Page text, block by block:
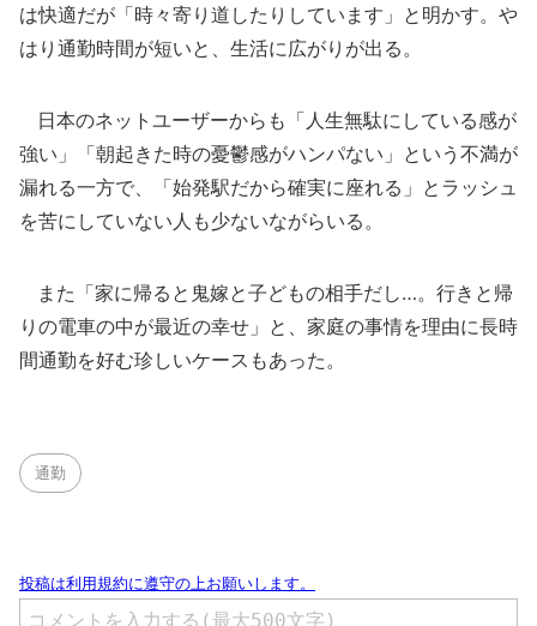
は快適だが「時々寄り道したりしています」と明かす。や
はり通勤時間が短いと、生活に広がりが出る。
日本のネットユーザーからも「人生無駄にしている感が
強い」「朝起きた時の憂鬱感がハンパない」という不満が
漏れる一方で、「始発駅だから確実に座れる」とラッシュ
を苦にしていない人も少ないながらいる。
また「家に帰ると鬼嫁と子どもの相手だし…。行きと帰
りの電車の中が最近の幸せ」と、家庭の事情を理由に長時
間通勤を好む珍しいケースもあった。
通勤